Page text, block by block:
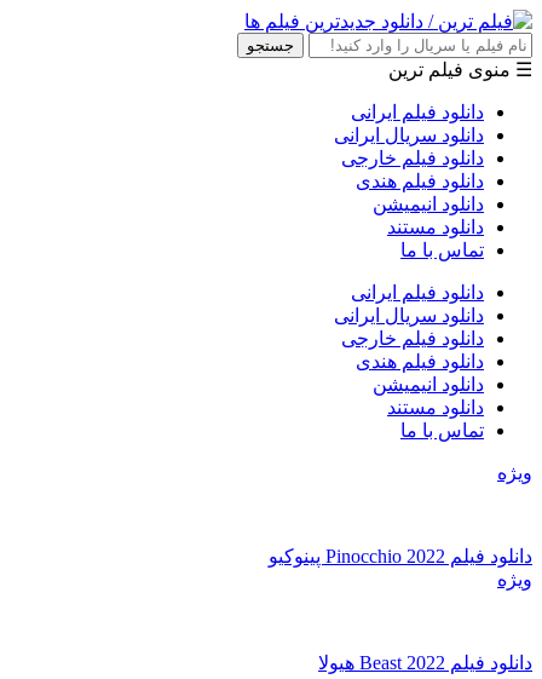
جستجو
☰ منوی فیلم ترین
دانلود فیلم ایرانی
دانلود سریال ایرانی
دانلود فیلم خارجی
دانلود فیلم هندی
دانلود انیمیشن
دانلود مستند
تماس با ما
دانلود فیلم ایرانی
دانلود سریال ایرانی
دانلود فیلم خارجی
دانلود فیلم هندی
دانلود انیمیشن
دانلود مستند
تماس با ما
ویژه
دانلود فیلم Pinocchio 2022 پینوکیو
ویژه
دانلود فیلم Beast 2022 هیولا